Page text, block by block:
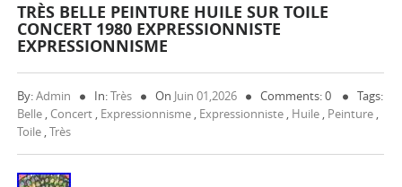
TRÈS BELLE PEINTURE HUILE SUR TOILE
CONCERT 1980 EXPRESSIONNISTE
EXPRESSIONNISME
By:Admin In:Très On Juin 01,2026 Comments: 0
Tags:
Belle , Concert , Expressionnisme , Expressionniste , Huile , Peinture ,
Toile ,Très